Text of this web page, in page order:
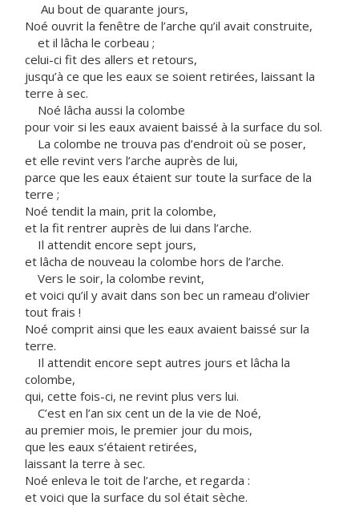
Au bout de quarante jours,
Noé ouvrit la fenêtre de l’arche qu’il avait construite,
et il lâcha le corbeau ;
celui-ci fit des allers et retours,
jusqu’à ce que les eaux se soient retirées, laissant la
terre à sec.
Noé lâcha aussi la colombe
pour voir si les eaux avaient baissé à la surface du sol.
La colombe ne trouva pas d’endroit où se poser,
et elle revint vers l’arche auprès de lui,
parce que les eaux étaient sur toute la surface de la
terre ;
Noé tendit la main, prit la colombe,
et la fit rentrer auprès de lui dans l’arche.
Il attendit encore sept jours,
et lâcha de nouveau la colombe hors de l’arche.
Vers le soir, la colombe revint,
et voici qu’il y avait dans son bec un rameau d’olivier
tout frais !
Noé comprit ainsi que les eaux avaient baissé sur la
terre.
Il attendit encore sept autres jours et lâcha la
colombe,
qui, cette fois-ci, ne revint plus vers lui.
C’est en l’an six cent un de la vie de Noé,
au premier mois, le premier jour du mois,
que les eaux s’étaient retirées,
laissant la terre à sec.
Noé enleva le toit de l’arche, et regarda :
et voici que la surface du sol était sèche.